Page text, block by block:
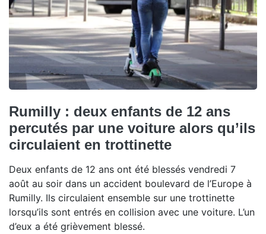
Rumilly : deux enfants de 12 ans
percutés par une voiture alors qu’ils
circulaient en trottinette
Deux enfants de 12 ans ont été blessés vendredi 7
août au soir dans un accident boulevard de l’Europe à
Rumilly. Ils circulaient ensemble sur une trottinette
lorsqu’ils sont entrés en collision avec une voiture. L’un
d’eux a été grièvement blessé.